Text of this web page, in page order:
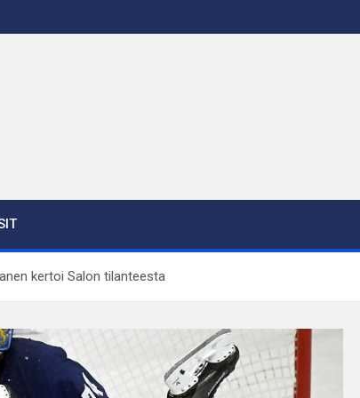
kertoi Salon tilanteesta